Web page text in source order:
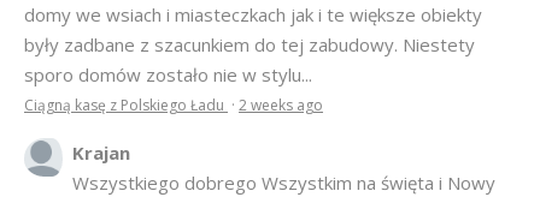
domy we wsiach i miasteczkach jak i te większe obiekty
były zadbane z szacunkiem do tej zabudowy. Niestety
sporo domów zostało nie w stylu...
Ciągną kasę z Polskiego Ładu · 2 weeks ago
Krajan
Wszystkiego dobrego Wszystkim na święta i Nowy